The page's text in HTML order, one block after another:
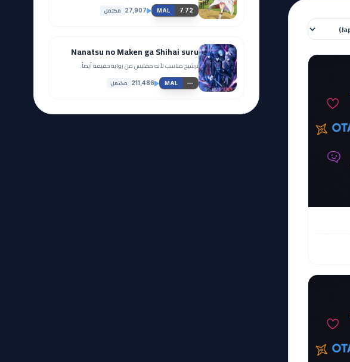
MAL 7.72
27,907 مكتمل
Nanatsu no Maken ga Shihai suru
ترشيح مناسب لأنه مقتبس من رواية خفيفة أيضاً.
MAL —
211,486 مكتمل